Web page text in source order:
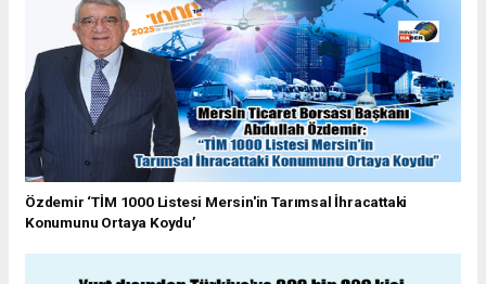
Özdemir ‘TİM 1000 Listesi Mersin'in Tarımsal İhracattaki
Konumunu Ortaya Koydu’